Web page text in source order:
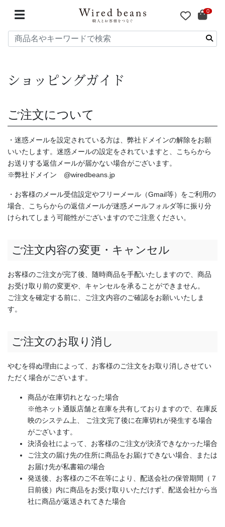
☰ 0
ショッピングガイド
ご注文について
・迷惑メールを設定されている方は、弊社ドメインの解除をお願
いいたします。迷惑メールの設定をされていますと、こちらから
お送りする返信メールが届かない場合がございます。
※弊社ドメイン @wiredbeans.jp
・お客様のメール受信設定やフリーメール（Gmail等）をご利用の
場合、こちらからの返信メールが迷惑メールフォルダ等に振り分
けられてしまう可能性がございますのでご注意ください。
ご注文内容の変更・キャンセル
お客様のご注文が完了後、随時商品を手配いたしますので、商品
お受け取り前の変更や、キャンセルを承ることができません。
ご注文を確定する前に、ご注文内容のご確認をお願いいたしま
す。
ご注文のお取り消し
やむを得ぬ理由によって、お客様のご注文をお取り消しさせてい
ただく場合がございます。
商品が在庫切れとなった場合
※他ネット通販店舗と在庫を共有しておりますので、在庫反
映のシステム上、 ご注文完了後に在庫切れが発生する場合
がございます。
決済会社によって、お客様のご注文が決済できなかった場合
ご注文の届け先の住所に商品をお届けできない場合、または
お届け先が私書箱の場合
発送後、お客様のご不在等により、配送会社の保管期間（７
日前後）内に商品をお受け取りいただけず、配送会社から当
社に商品が返送されてきた場合